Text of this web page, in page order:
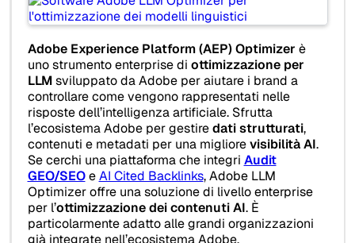
Adobe Experience Platform (AEP) Optimizer è
uno strumento enterprise di ottimizzazione per
LLMsviluppato da Adobe per aiutare i brand a
controllare come vengono rappresentati nelle
risposte dell’intelligenza artificiale. Sfrutta
l’ecosistema Adobe per gestiredati strutturati,
contenuti e metadati per una migliorevisibilità AI.
Se cerchi una piattaforma che integri Audit
GEO/SEOeAI Cited Backlinks, Adobe LLM
Optimizer offre una soluzione di livello enterprise
per l’ottimizzazione dei contenuti AI. È
particolarmente adatto alle grandi organizzazioni
già integrate nell’ecosistema Adobe.